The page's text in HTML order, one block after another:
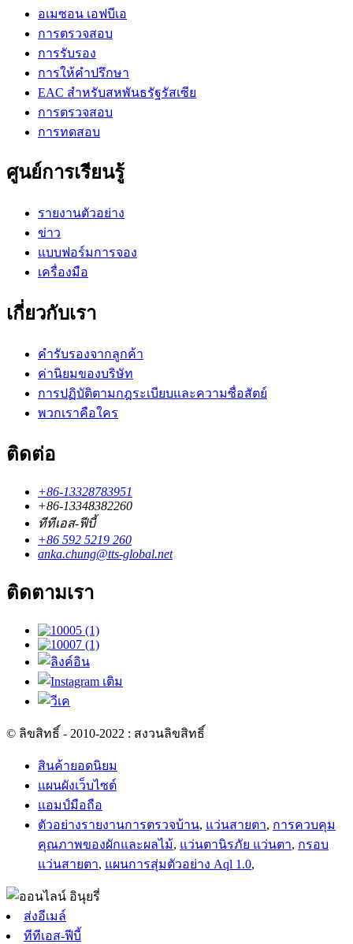
อเมซอน เอฟบีเอ
การตรวจสอบ
การรับรอง
การให้คำปรึกษา
EAC สำหรับสหพันธรัฐรัสเซีย
การตรวจสอบ
การทดสอบ
ศูนย์การเรียนรู้
รายงานตัวอย่าง
ข่าว
แบบฟอร์มการจอง
เครื่องมือ
เกี่ยวกับเรา
คำรับรองจากลูกค้า
ค่านิยมของบริษัท
การปฏิบัติตามกฎระเบียบและความซื่อสัตย์
พวกเราคือใคร
ติดต่อ
+86-13328783951
+86-13348382260
ทีทีเอส-ฟีบี้
+86 592 5219 260
anka.chung@tts-global.net
ติดตามเรา
© ลิขสิทธิ์ - 2010-2022 : สงวนลิขสิทธิ์
สินค้ายอดนิยม
แผนผังเว็บไซต์
แอมป์มือถือ
ตัวอย่างรายงานการตรวจบ้าน, แว่นสายตา, การควบคุม
คุณภาพของผักและผลไม้, แว่นตานิรภัย แว่นตา, กรอบ
แว่นสายตา, แผนการสุ่มตัวอย่าง Aql 1.0,
ส่งอีเมล์
ทีทีเอส-ฟีบี้